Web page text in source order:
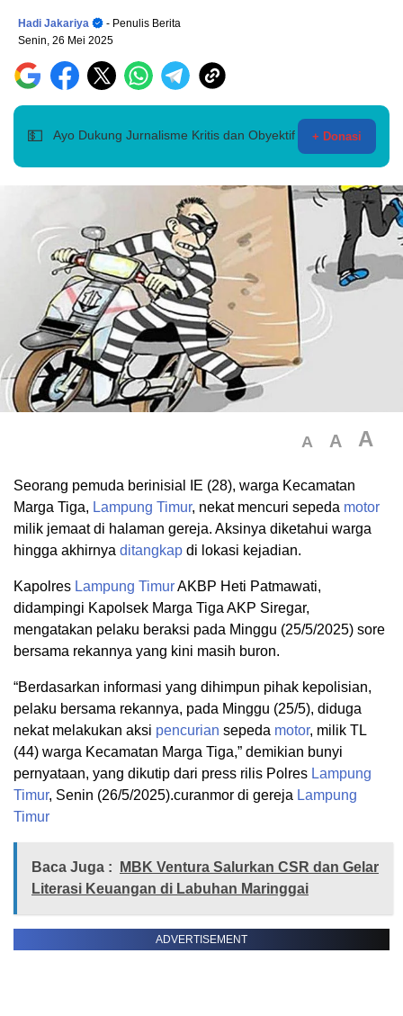
Hadi Jakariya
- Penulis Berita
Senin, 26 Mei 2025
💵 Ayo Dukung Jurnalisme Kritis dan Obyektif + Donasi
A A A
Seorang pemuda berinisial IE (28), warga Kecamatan
Marga Tiga, Lampung Timur, nekat mencuri sepeda motor
milik jemaat di halaman gereja. Aksinya diketahui warga
hingga akhirnya ditangkap di lokasi kejadian.
Kapolres Lampung TimurAKBP Heti Patmawati,
didampingi Kapolsek Marga Tiga AKP Siregar,
mengatakan pelaku beraksi pada Minggu (25/5/2025) sore
bersama rekannya yang kini masih buron.
“Berdasarkan informasi yang dihimpun pihak kepolisian,
pelaku bersama rekannya, pada Minggu (25/5), diduga
nekat melakukan aksi pencurian sepeda motor, milik TL
(44) warga Kecamatan Marga Tiga,” demikian bunyi
pernyataan, yang dikutip dari press rilis Polres Lampung
Timur, Senin (26/5/2025).curanmor di gereja Lampung
Timur
Baca Juga :
MBK Ventura Salurkan CSR dan Gelar
Literasi Keuangan di Labuhan Maringgai
ADVERTISEMENT